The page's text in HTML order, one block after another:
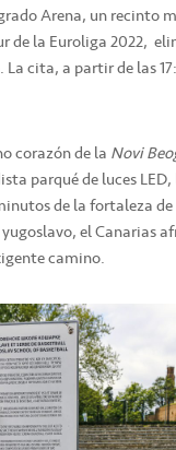
Arena, un
de la Euroliga 2022,
cita, a partir de las
corazón de la Novi
parqué de luces
de la fortaleza
yugoslavo, el Canarias
camino.